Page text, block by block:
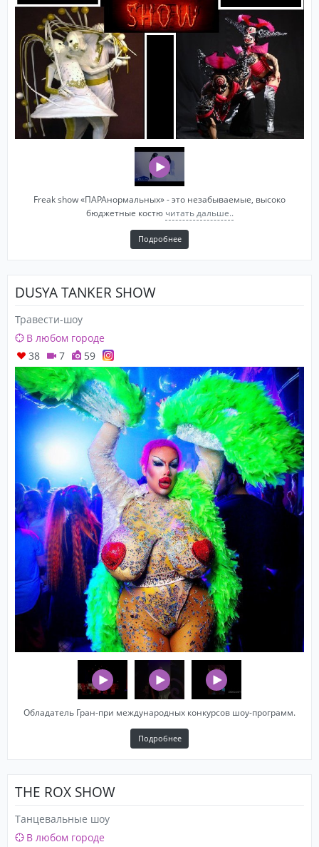
Freak show «ПАРАнормальных» - это незабываемые, высоко
бюджетные костю читать дальше..
Подробнее
DUSYA TANKER SHOW
Травести-шоу
В любом городе
38
7 59
Обладатель Гран-при международных конкурсов шоу-программ.
Подробнее
THE ROX SHOW
Танцевальные шоу
В любом городе